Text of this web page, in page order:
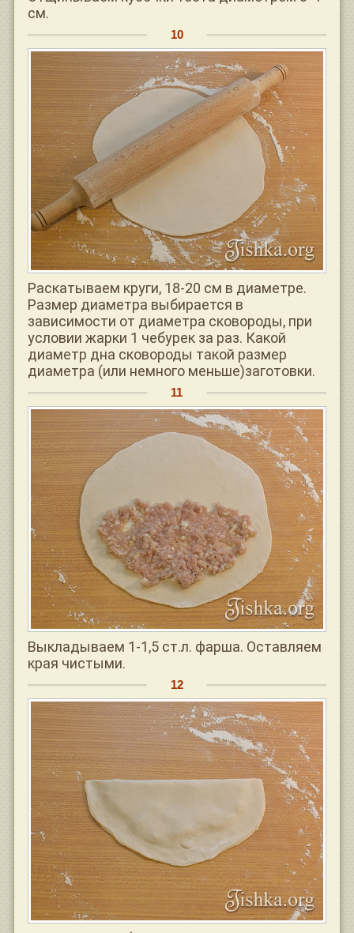
см.
Раскатываем круги, 18-20 см в диаметре.
Размер диаметра выбирается в
зависимости от диаметра сковороды, при
условии жарки 1 чебурек за раз. Какой
диаметр дна сковороды такой размер
диаметра (или немного меньше)заготовки.
Выкладываем 1-1,5 ст.л. фарша. Оставляем
края чистыми.